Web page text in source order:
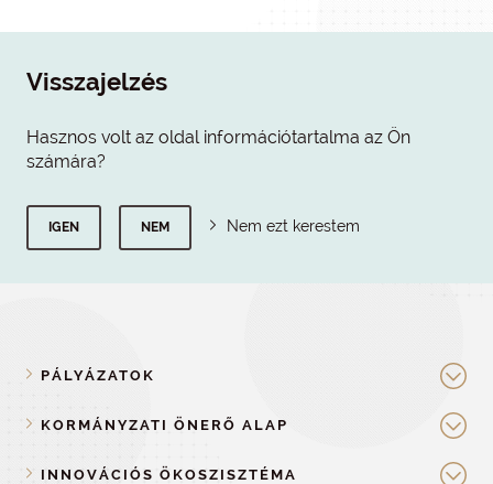
Visszajelzés
Hasznos volt az oldal információtartalma az Ön
számára?
IGEN NEM Nem ezt kerestem
PÁLYÁZATOK
KORMÁNYZATI ÖNERŐ ALAP
INNOVÁCIÓS ÖKOSZISZTÉMA